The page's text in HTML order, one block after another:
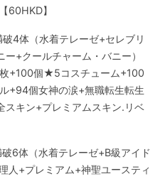
60HKD】
4体（水着テレーゼ+セレブリ
+クールチャーム・バニー）
+100個★5コスチューム+100
+94個女神の涙+無職転生転生
スキン+プレミアムスキン.リベ
6体（水着テレーゼ+B級アイド
人+プレミアム+神聖ユースティ